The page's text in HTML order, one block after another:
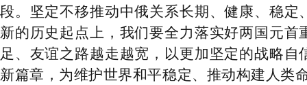
段。坚定不移推动中俄关系长期、健康、稳
新的历史起点上，我们要全力落实好两国元
足、友谊之路越走越宽，以更加坚定的战略
新篇章，为维护世界和平稳定、推动构建人类